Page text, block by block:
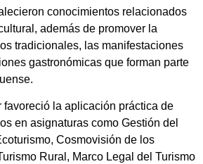
conocimientos relacionados
además de promover la
tradicionales, las manifestaciones
gastronómicas que forman parte
favoreció la aplicación práctica de
en asignaturas como Gestión del
Cosmovisión de los
Rural, Marco Legal del Turismo